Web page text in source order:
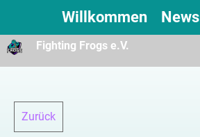
Fighting Frogs e.V.
Willkommen News
Zurück